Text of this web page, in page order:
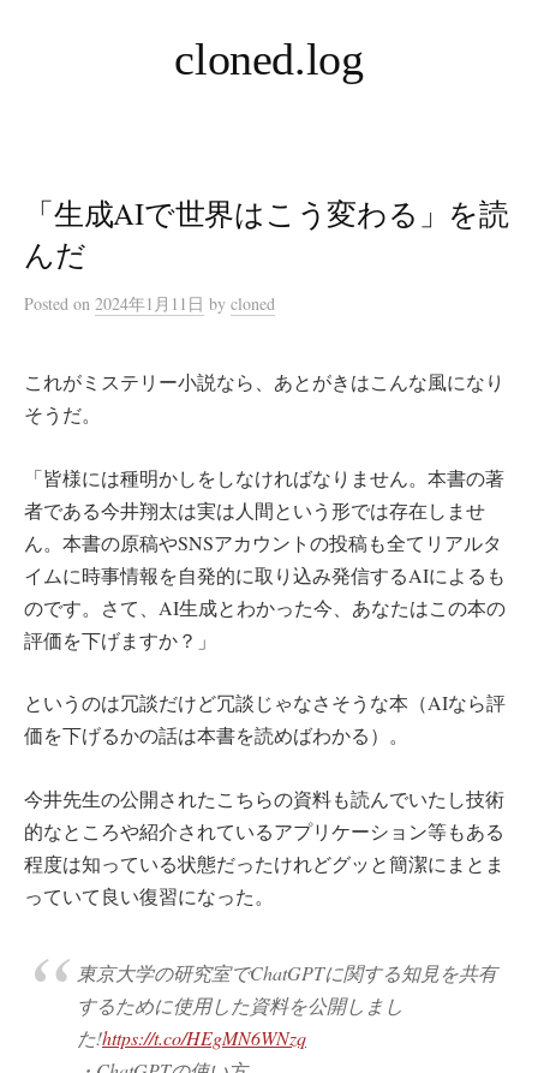
キ
ッ
プ
cloned.log
「生成AIで世界はこう変わる」を読
んだ
Posted on 2024年1月11日 by cloned
これがミステリー小説なら、あとがきはこんな風になり
そうだ。
「皆様には種明かしをしなければなりません。本書の著
者である今井翔太は実は人間という形では存在しませ
ん。本書の原稿やSNSアカウントの投稿も全てリアルタ
イムに時事情報を自発的に取り込み発信するAIによるも
のです。さて、AI生成とわかった今、あなたはこの本の
評価を下げますか？」
というのは冗談だけど冗談じゃなさそうな本（AIなら評
価を下げるかの話は本書を読めばわかる）。
今井先生の公開されたこちらの資料も読んでいたし技術
的なところや紹介されているアプリケーション等もある
程度は知っている状態だったけれどグッと簡潔にまとま
っていて良い復習になった。
東京大学の研究室でChatGPTに関する知見を共有
するために使用した資料を公開しまし
た!https://t.co/HEgMN6WNzq